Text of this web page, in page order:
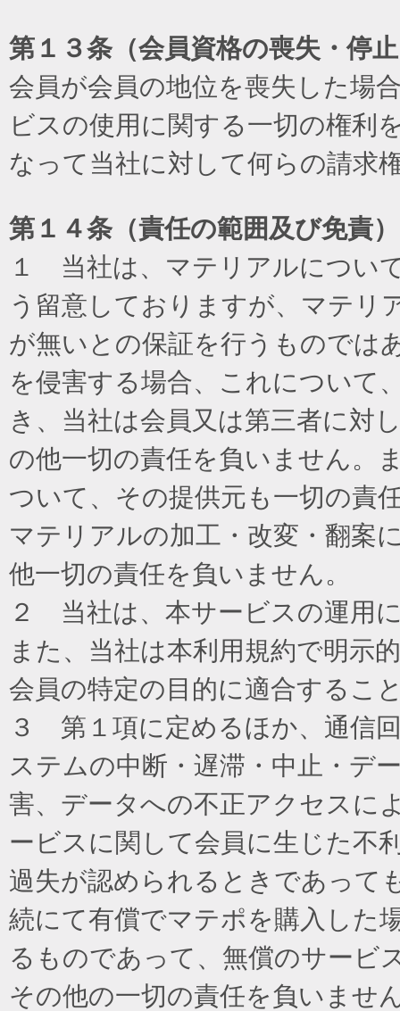
第１３条（会員資格の喪失・停
会員が会員の地位を喪失した場
ビスの使用に関する一切の権利
なって当社に対して何らの請求
第１４条（責任の範囲及び免責）
１ 当社は、マテリアルについ
う留意しておりますが、マテリ
が無いとの保証を行うものでは
を侵害する場合、これについて
き、当社は会員又は第三者に対
の他一切の責任を負いません。
ついて、その提供元も一切の責
マテリアルの加工・改変・翻案
他一切の責任を負いません。
２ 当社は、本サービスの運用
また、当社は本利用規約で明示
会員の特定の目的に適合するこ
３ 第１項に定めるほか、通信
ステムの中断・遅滞・中止・デ
害、データへの不正アクセスに
ービスに関して会員に生じた不
過失が認められるときであって
続にて有償でマテポを購入した
るものであって、無償のサービ
その他の一切の責任を負いませ